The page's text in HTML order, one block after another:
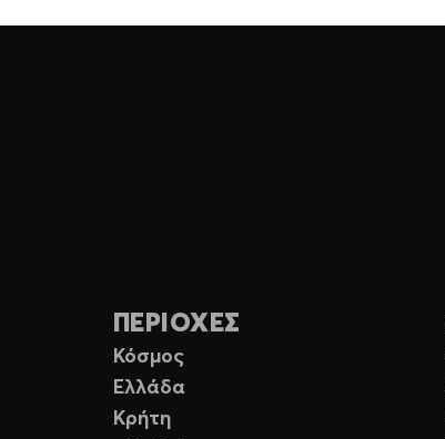
ΠΕΡΙΟΧΕΣ
Κόσμος
Ελλάδα
Κρήτη